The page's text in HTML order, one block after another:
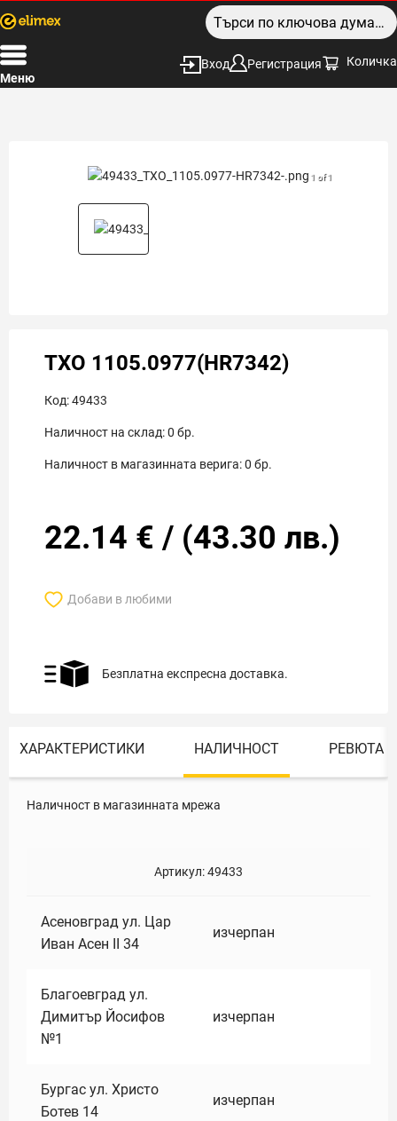
Меню
Вход Регистрация Количка
1 of 1
TXO 1105.0977(HR7342)
Код:49433
Наличност на склад:0 бр.
Наличност в магазинната верига:0 бр.
22.14 € / (43.30 лв.)
Добави в любими
Безплатна експресна доставка.
ХАРАКТЕРИСТИКИ НАЛИЧНОСТ РЕВЮТА
Наличност в магазинната мрежа
Артикул:49433
Асеновград ул. Цар
Иван Асен II 34
изчерпан
Благоевград ул.
Димитър Йосифов
№1
изчерпан
Бургас ул. Христо
Ботев 14
изчерпан